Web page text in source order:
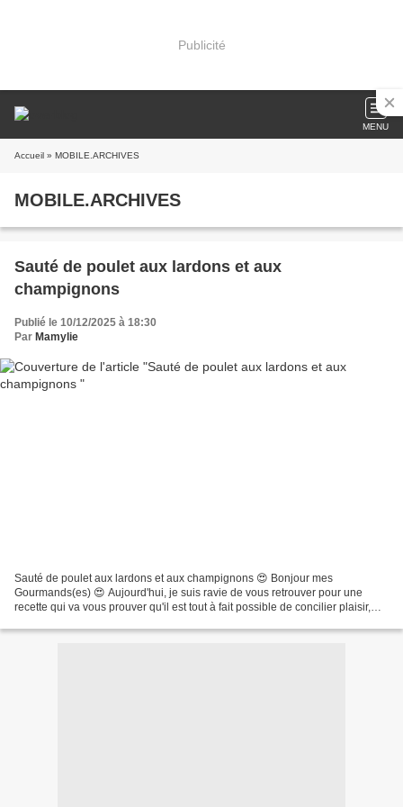
Publicité
MENU
Accueil » MOBILE.ARCHIVES
MOBILE.ARCHIVES
Sauté de poulet aux lardons et aux
champignons
Publié le 10/12/2025 à 18:30
Par Mamylie
Sauté de poulet aux lardons et aux champignons 😍 Bonjour mes
Gourmands(es) 😍 Aujourd'hui, je suis ravie de vous retrouver pour une
recette qui va vous prouver qu'il est tout à fait possible de concilier plaisir,